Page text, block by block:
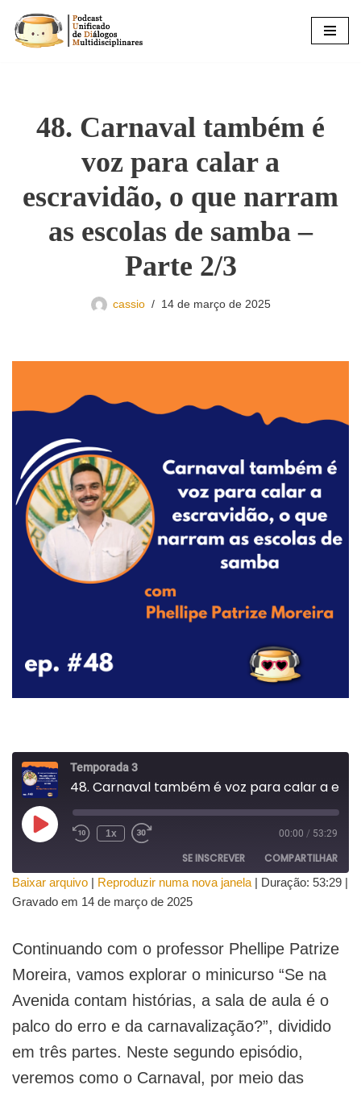
Pular
48. Carnaval também é
voz para calar a
escravidão, o que narram
as escolas de samba –
Parte 2/3
cassio 14 de março de 2025
Temporada 3
1x 00:00 / 53:29
SE INSCREVER COMPARTILHAR
COMPAR
LINK
INCORPO
RAR
Baixar arquivo | Reproduzir numa nova janela | Duração: 53:29 |
Gravado em 14 de março de 2025
Continuando com o professor Phellipe Patrize
Moreira, vamos explorar o minicurso “Se na
Avenida contam histórias, a sala de aula é o
palco do erro e da carnavalização?”, dividido
em três partes. Neste segundo episódio,
veremos como o Carnaval, por meio das